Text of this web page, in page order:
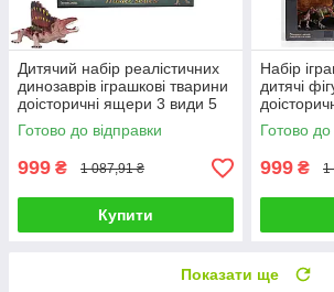
Дитячий набір реалістичних
динозаврів іграшкові тварини
доісторичні ящери 3 види 5
фігурок камінь дерево
Готово до відправки
999 ₴ 1 087,91 ₴
Купити
Набір
дитячі
рептилій
Готово до
999 ₴ 1
Показати ще